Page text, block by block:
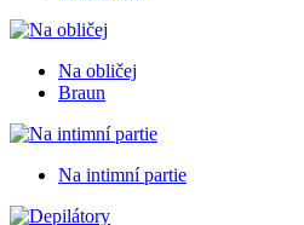
Na obličej
Braun
Na intimní partie